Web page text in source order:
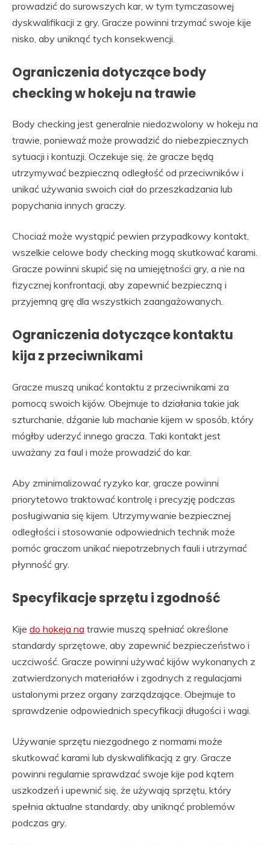
prowadzić do surowszych kar, w tym tymczasowej
dyskwalifikacji z gry. Gracze powinni trzymać swoje kije
nisko, aby uniknąć tych konsekwencji.
Ograniczenia dotyczące body
checking w hokeju na trawie
Body checking jest generalnie niedozwolony w hokeju na
trawie, ponieważ może prowadzić do niebezpiecznych
sytuacji i kontuzji. Oczekuje się, że gracze będą
utrzymywać bezpieczną odległość od przeciwników i
unikać używania swoich ciał do przeszkadzania lub
popychania innych graczy.
Chociaż może wystąpić pewien przypadkowy kontakt,
wszelkie celowe body checking mogą skutkować karami.
Gracze powinni skupić się na umiejętności gry, a nie na
fizycznej konfrontacji, aby zapewnić bezpieczną i
przyjemną grę dla wszystkich zaangażowanych.
Ograniczenia dotyczące kontaktu
kija z przeciwnikami
Gracze muszą unikać kontaktu z przeciwnikami za
pomocą swoich kijów. Obejmuje to działania takie jak
szturchanie, dźganie lub machanie kijem w sposób, który
mógłby uderzyć innego gracza. Taki kontakt jest
uważany za faul i może prowadzić do kar.
Aby zminimalizować ryzyko kar, gracze powinni
priorytetowo traktować kontrolę i precyzję podczas
posługiwania się kijem. Utrzymywanie bezpiecznej
odległości i stosowanie odpowiednich technik może
pomóc graczom unikać niepotrzebnych fauli i utrzymać
płynność gry.
Specyfikacje sprzętu i zgodność
Kije do hokeja na trawie muszą spełniać określone
standardy sprzętowe, aby zapewnić bezpieczeństwo i
uczciwość. Gracze powinni używać kijów wykonanych z
zatwierdzonych materiałów i zgodnych z regulacjami
ustalonymi przez organy zarządzające. Obejmuje to
sprawdzenie odpowiednich specyfikacji długości i wagi.
Używanie sprzętu niezgodnego z normami może
skutkować karami lub dyskwalifikacją z gry. Gracze
powinni regularnie sprawdzać swoje kije pod kątem
uszkodzeń i upewnić się, że używają sprzętu, który
spełnia aktualne standardy, aby uniknąć problemów
podczas gry.